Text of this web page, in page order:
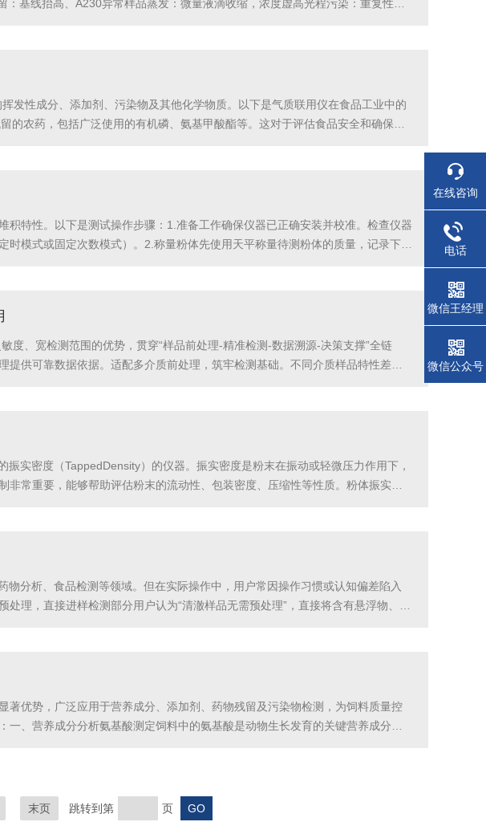
基线抬高、A230异常样品蒸发：微量液滴收缩，浓度虚高光程污染：重复性
发性成分、添加剂、污染物及其他化学物质。以下是气质联用仪在食品工业中的
农药，包括广泛使用的有机磷、氨基甲酸酯等。这对于评估食品安全和确保符
特性。以下是测试操作步骤：1.准备工作确保仪器已正确安装并校准。检查仪器
模式或固定次数模式）。2.称量粉体先使用天平称量待测粉体的质量，记录下准
度、宽检测范围的优势，贯穿“样品前处理-精准检测-数据溯源-决策支撑”全链
供可靠数据依据。适配多介质前处理，筑牢检测基础。不同介质样品特性差异
实密度（TappedDensity）的仪器。振实密度是粉末在振动或轻微压力作用下，
常重要，能够帮助评估粉末的流动性、包装密度、压缩性等性质。粉体振实密
分析、食品检测等领域。但在实际操作中，用户常因操作习惯或认知偏差陷入
理，直接进样检测部分用户认为“清澈样品无需预处理”，直接将含有悬浮物、气
优势，广泛应用于营养成分、添加剂、药物残留及污染物检测，为饲料质量控
、营养成分分析氨基酸测定饲料中的氨基酸是动物生长发育的关键营养成分。
末页 跳转到第 页
在线咨询
电话
微信王经理
微信公众号